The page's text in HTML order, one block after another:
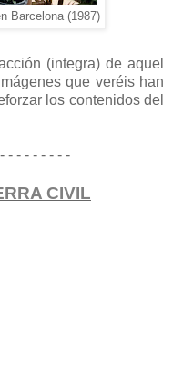
Barcelona (1987)
(integra) de aquel
que veréis han
los contenidos del
- - - - - - - -
CIVIL